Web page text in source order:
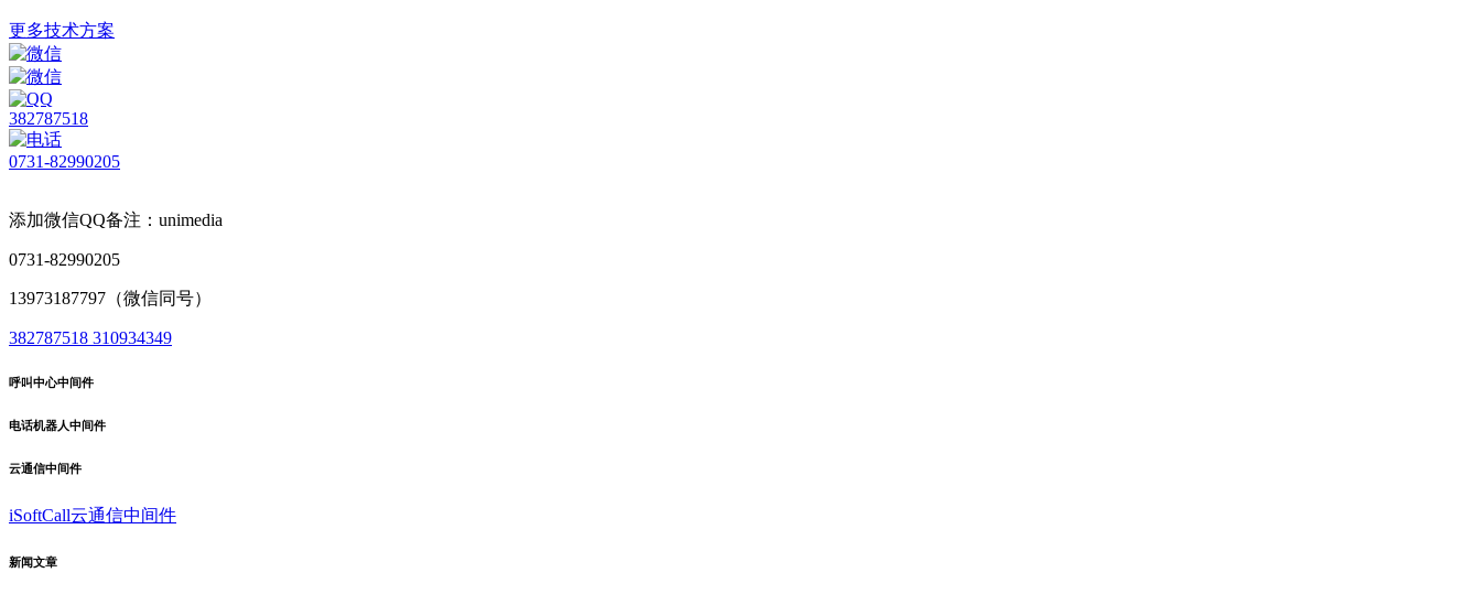
更多技术方案
382787518
0731-82990205
添加微信QQ备注：unimedia
0731-82990205
13973187797（微信同号）
382787518 310934349
呼叫中心中间件
电话机器人中间件
云通信中间件
iSoftCall云通信中间件
新闻文章